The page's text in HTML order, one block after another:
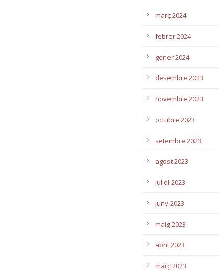
març 2024
febrer 2024
gener 2024
desembre 2023
novembre 2023
octubre 2023
setembre 2023
agost 2023
juliol 2023
juny 2023
maig 2023
abril 2023
març 2023